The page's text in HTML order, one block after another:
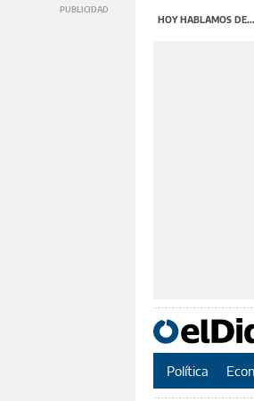
HOY HABLAMOS DE...
Política